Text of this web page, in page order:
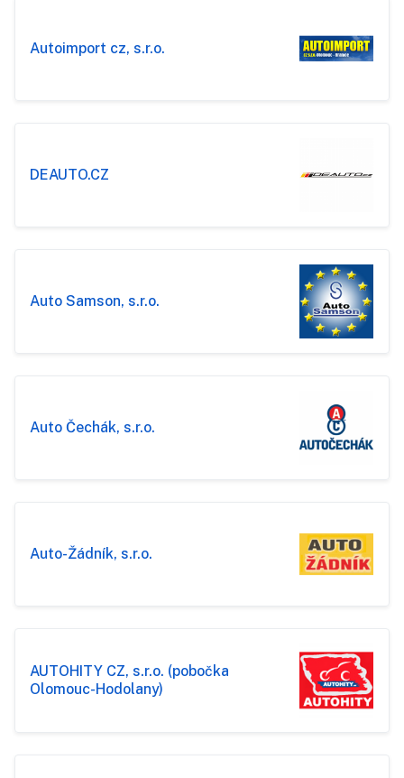
Autoimport cz, s.r.o.
DEAUTO.CZ
Auto Samson, s.r.o.
Auto Čechák, s.r.o.
Auto-Žádník, s.r.o.
AUTOHITY CZ, s.r.o. (pobočka
Olomouc-Hodolany)